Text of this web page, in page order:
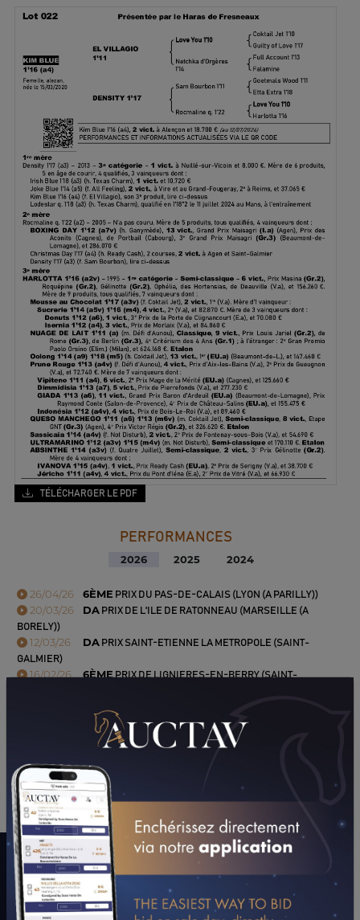
TÉLÉCHARGER LE PDF
PERFORMANCES
2026 2025 2024
26/04/26 6ÈME PRIX DU PAS-DE-CALAIS (LYON (A PARILLY))
20/03/26 DAPRIX DE L'ILE DE RATONNEAU (MARSEILLE (A
BORELY))
12/03/26 DAPRIX SAINT-ETIENNE LA METROPOLE (SAINT-
GALMIER)
16/02/26 6ÈMEPRIX DE LIGNIERES-EN-BERRY (SAINT-
D (SAINT-GALMIER)
CONSULTER SA FICHE SUR LETROT.COM
LE MOT DE L’ENTOURAGE
"Elle a joué de malchance lors de deux courses consécutives. Elle
est courageuse et fera bien en province."